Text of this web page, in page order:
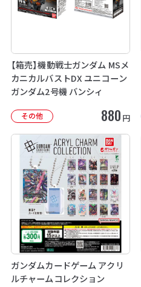
【箱売】機動戦士ガンダム MSメ
カニカルバストDX ユニコーン
ガンダム2号機 バンシィ
その他 880 円
ガンダムカードゲーム アクリ
ルチャームコレクション